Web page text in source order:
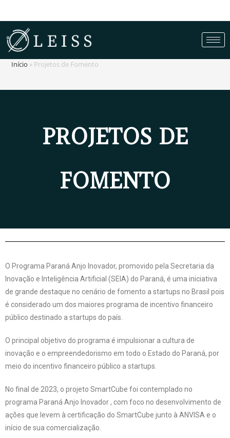
Projetos de Fomento
Início » Projetos de Fomento
PROJETOS DE
FOMENTO
O Programa Paraná Anjo Inovador, promovido pela Secretaria da
Inovação e Inteligência Artificial (SEIA) do Paraná, é uma iniciativa
de grande destaque no cenário de fomento a startups no Brasil pois
é considerado um dos maiores programa de incentivo financeiro
público destinado a startups do país.
O principal objetivo do programa é impulsionar a cultura de
inovação e o empreendedorismo em todo o Estado do Paraná, por
meio do incentivo financeiro público a startups.
No final de 2023, o projeto SmartCube foi contemplado no
programa Paraná Anjo Inovador , com foco no desenvolvimento de
ações que levem à certificação do SmartCube junto à ANVISA e o
início de sua comercialização.